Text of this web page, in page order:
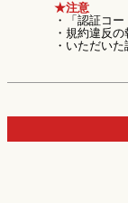
★注意
・「認証コ
・規約違反
・いただい